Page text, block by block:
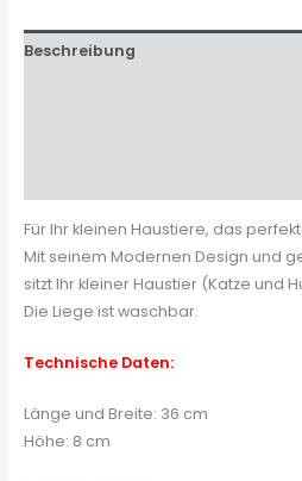
Beschreibung
Für Ihr kleinen Haustiere, das
Mit seinem Modernen Design und
sitzt Ihr kleiner Haustier (Katze und
Die Liege ist waschbar.
Technische Daten:
Länge und Breite: 36 cm
Höhe: 8 cm